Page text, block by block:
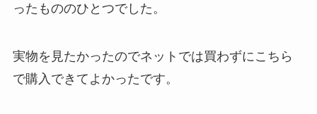
ったもののひとつでした。
実物を見たかったのでネットでは買わずにこちら
で購入できてよかったです。